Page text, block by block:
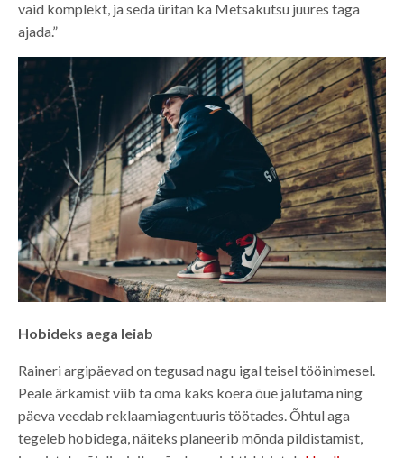
vaid komplekt, ja seda üritan ka Metsakutsu juures taga
ajada.”
Hobideks aega leiab
Raineri argipäevad on tegusad nagu igal teisel tööinimesel.
Peale ärkamist viib ta oma kaks koera õue jalutama ning
päeva veedab reklaamiagentuuris töötades. Õhtul aga
tegeleb hobidega, näiteks planeerib mõnda pildistamist,